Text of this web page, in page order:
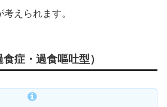
えられます。
症・過食嘔吐型）